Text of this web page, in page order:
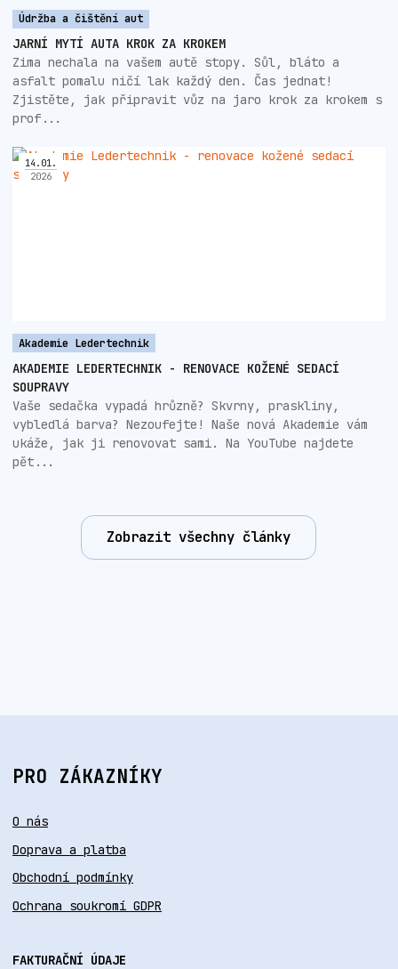
Údržba a čištění aut
JARNÍ MYTÍ AUTA KROK ZA KROKEM
Zima nechala na vašem autě stopy. Sůl, bláto a
asfalt pomalu ničí lak každý den. Čas jednat!
Zjistěte, jak připravit vůz na jaro krok za krokem s
prof...
14 . 01 .
2026
Akademie Ledertechnik
AKADEMIE LEDERTECHNIK - RENOVACE KOŽENÉ SEDACÍ
SOUPRAVY
Vaše sedačka vypadá hrůzně? Skvrny, praskliny,
vybledlá barva? Nezoufejte! Naše nová Akademie vám
ukáže, jak ji renovovat sami. Na YouTube najdete
pět...
Zobrazit všechny články
PRO ZÁKAZNÍKY
O nás
Doprava a platba
Obchodní podmínky
Ochrana soukromí GDPR
FAKTURAČNÍ ÚDAJE